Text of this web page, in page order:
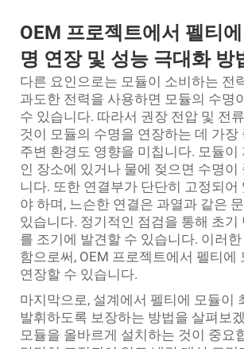
OEM 프로젝트에서 펠티
명 연장 및 성능 극대화 방
다른 요인으로는 모듈이 소비하는 전
과도한 전력을 사용하면 모듈의 수명
수 있습니다. 따라서 권장 전압 및 전
것이 모듈의 수명을 연장하는 데 가장
주변 환경도 영향을 미칩니다. 모듈이
인 장소에 있거나 물에 젖으면 수명이
니다. 또한 연결부가 단단히 고정되어
야 하며, 느슨한 연결은 과열과 같은
있습니다. 정기적인 점검을 통해 초기
를 조기에 발견할 수 있습니다. 이러
함으로써, OEM 프로젝트에서 펠티에
연장할 수 있습니다.
마지막으로, 설계에서 펠티에 모듈이
발휘하도록 보장하는 방법을 살펴보
모듈을 올바르게 설치하는 것이 중요